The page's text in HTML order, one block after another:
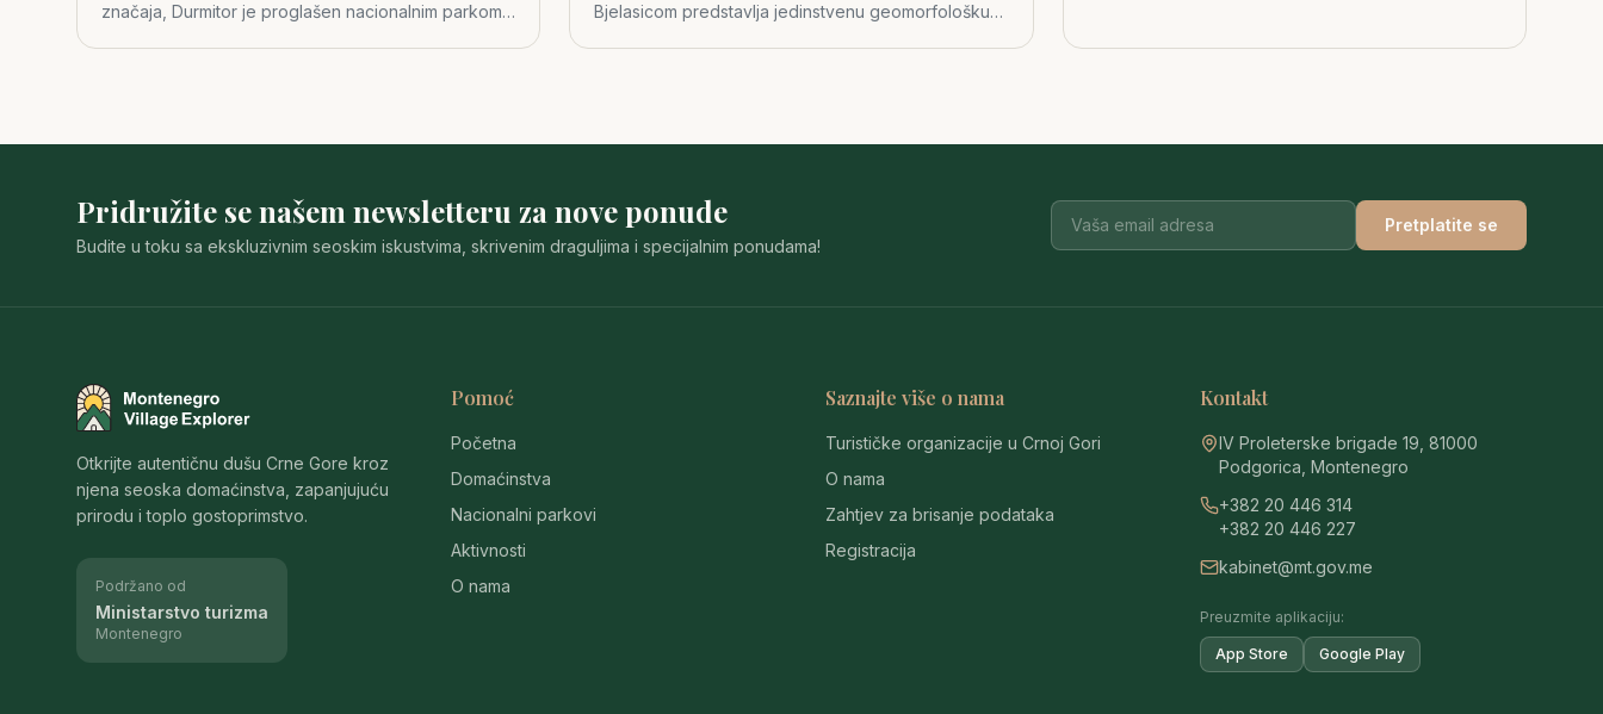
značaja, Durmitor je proglašen nacionalnim parkom
Bjelasicom predstavlja jedinstvenu geomorfološku
Pridružite se našem newsletteru za nove ponude
Budite u toku sa ekskluzivnim seoskim iskustvima, skrivenim draguljima i specijalnim ponudama!
Pretplatite se
Montenegro Village Explorer
Otkrijte autentičnu dušu Crne Gore kroz
njena seoska domaćinstva, zapanjujuću
prirodu i toplo gostoprimstvo.
Podržano od
Ministarstvo turizma
Montenegro
Pomoć
Početna
Domaćinstva
Nacionalni parkovi
Aktivnosti
O nama
Saznajte više o nama
Turističke organizacije u Crnoj Gori
O nama
Zahtjev za brisanje podataka
Registracija
Kontakt
IV Proleterske brigade 19, 81000
Podgorica, Montenegro
+382 20 446 314
+382 20 446 227
kabinet@mt.gov.me
Preuzmite aplikaciju:
App Store Google Play